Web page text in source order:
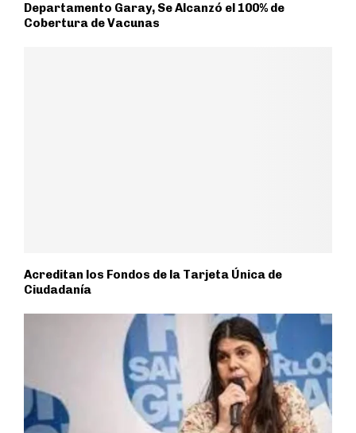
Departamento Garay, Se Alcanzó el 100% de
Cobertura de Vacunas
Acreditan los Fondos de la Tarjeta Única de
Ciudadanía